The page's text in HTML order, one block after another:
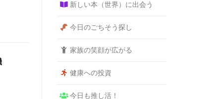
新しい本（世界）に出会う
今日のごちそう探し
家族の笑顔が広がる
健康への投資
今日も推し活！